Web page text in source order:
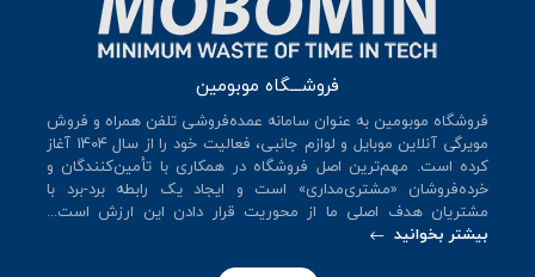
فروشـــگاه موبومین
فروشگاه موبومین به عنوان سامانه عمده‌فروشی تلفن همراه و فروش
مویرگی آنلاین موبایل و لوازم جانبی، فعالیت خود را از سال 140۴ آغاز
کرده است. مهم‌ترین اصل فروشگاه در همکاری با تأمین‌کنندگان و
خرده‌فروشان «مشتری‌مداری» است و ایجاد یک رابطه برد-برد با
مشتریان هدف اصلی ما از محوریت قرار دادن این ارزش است...
بیشتر بخوانید